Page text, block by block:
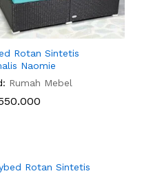
Rotan Sintetis
Naomie
Rumah Mebel